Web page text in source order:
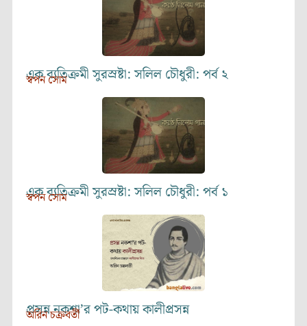
এক ব্যতিক্রমী সুরস্রষ্টা: সলিল চৌধুরী: পর্ব ২
স্বপন সোম
এক ব্যতিক্রমী সুরস্রষ্টা: সলিল চৌধুরী: পর্ব ১
স্বপন সোম
প্রসন্ন নকশা’র পট-কথায় কালীপ্রসন্ন
অরিন চক্রবর্তী